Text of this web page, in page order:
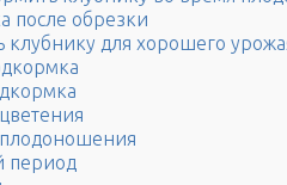
после обрезки
клубнику для хорошего
период